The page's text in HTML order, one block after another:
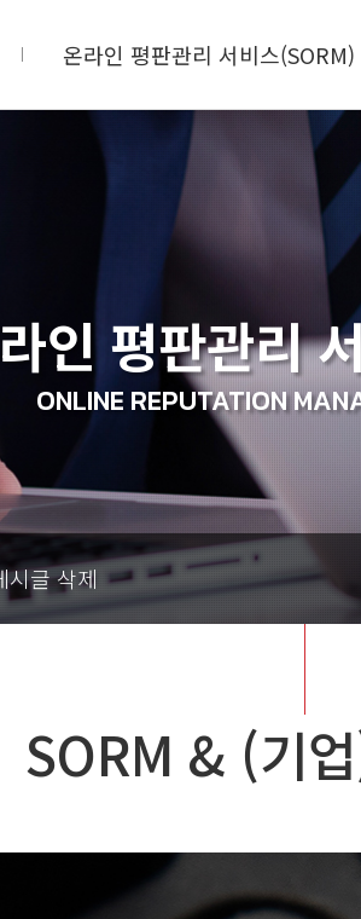
온라인 평판관리 서비스(SORM)
인 평판관리
ONLINE REPUTATION
시글 삭제
SORM & (기